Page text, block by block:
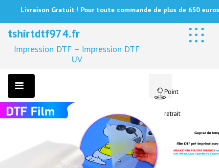
Livraison Gratuit ! Pour toute commande de plus de 650 euros
tshirtdtf974.fr
Impression DTF – Impression DTF
UV
Point
retrait